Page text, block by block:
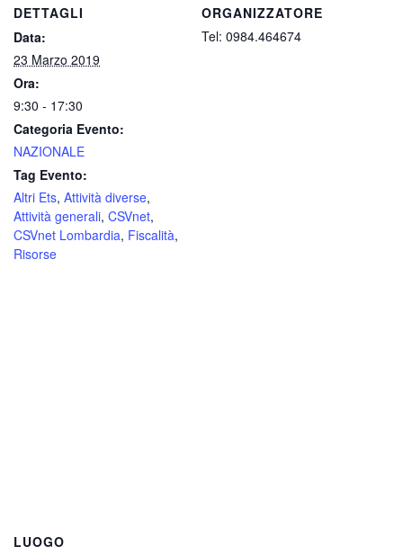
DETTAGLI
Data:
23 Marzo 2019
Ora:
9:30 - 17:30
Categoria Evento:
NAZIONALE
Tag Evento:
Altri Ets, Attività diverse,
Attività generali, CSVnet,
CSVnet Lombardia, Fiscalità,
Risorse
ORGANIZZATORE
Tel: 0984.464674
LUOGO